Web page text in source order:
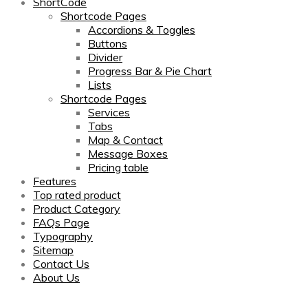
Shortcode Pages
Accordions & Toggles
Buttons
Divider
Progress Bar & Pie Chart
Lists
Shortcode Pages
Services
Tabs
Map & Contact
Message Boxes
Pricing table
Features
Top rated product
Product Category
FAQs Page
Typography
Sitemap
Contact Us
About Us